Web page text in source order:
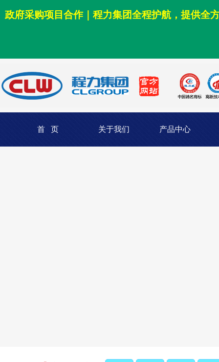
政府采购项目合作｜程力集团全程护航，提供全
首 页 关于我们 产品中心